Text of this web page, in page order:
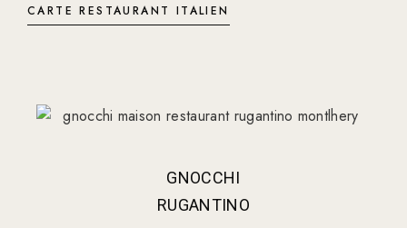
CARTE RESTAURANT ITALIEN
GNOCCHI
RUGANTINO